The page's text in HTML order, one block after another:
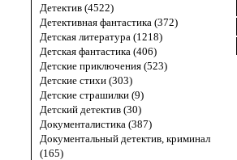
Детектив (4522)
Детективная фантастика (372)
Детская литература (1218)
Детская фантастика (406)
Детские приключения (523)
Детские стихи (303)
Детские страшилки (9)
Детский детектив (30)
Документалистика (387)
Документальный детектив, криминал
(165)